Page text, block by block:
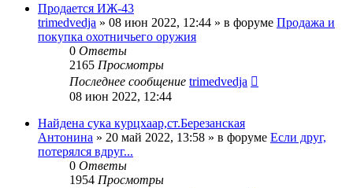
Продается ИЖ-43
trimedvedja » 08 июн 2022, 12:44 » в форуме Продажа и
покупка охотничьего оружия
0 Ответы
2165 Просмотры
Последнее сообщение trimedvedja
08 июн 2022, 12:44
Найдена сука курцхаар,ст.Березанская
Антонина » 20 май 2022, 13:58 » в форуме Если друг,
потерялся вдруг...
0 Ответы
1954 Просмотры